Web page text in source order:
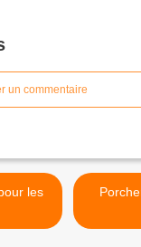
un commentaire